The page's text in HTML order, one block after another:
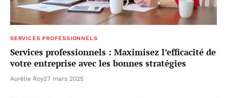
SERVICES PROFESSIONNELS
Services professionnels : Maximisez l’efficacité de
votre entreprise avec les bonnes stratégies
Aurélie Roy27 mars 2025